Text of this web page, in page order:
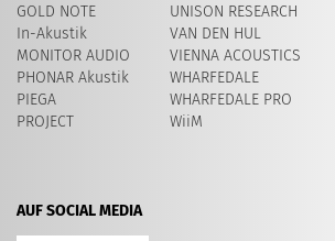
GOLD NOTE
In-Akustik
MONITOR AUDIO
PHONAR Akustik
PIEGA
PROJECT
UNISON RESEARCH
VAN DEN HUL
VIENNA ACOUSTICS
WHARFEDALE
WHARFEDALE PRO
WiiM
AUF SOCIAL MEDIA